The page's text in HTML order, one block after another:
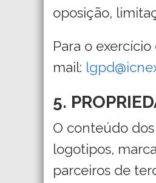
oposição,
Para o
mail:
5.
O conteúdo
logotipos,
parceiros de